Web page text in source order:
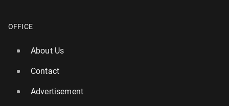
OFFICE
About Us
Contact
Advertisement